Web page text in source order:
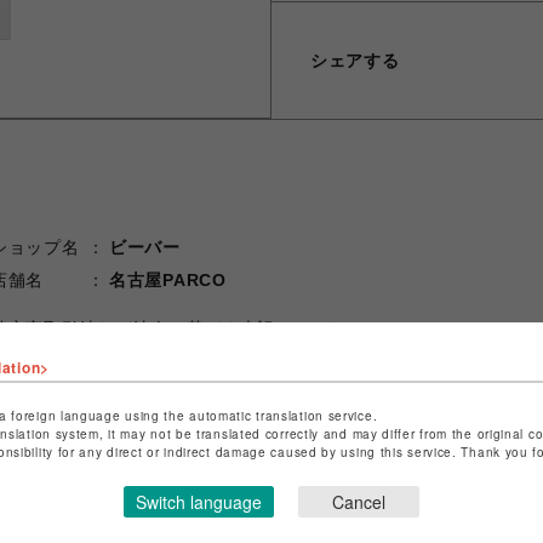
シェアする
ョップ名
ビーバー
舗名
名古屋PARCO
定商取引法など法令に基づく表記はこちら
ョップお問い合わせは
foreign language using the automatic translation service.
system, it may not be translated correctly and may differ from the original
for any direct or indirect damage caused by using this service. Thank you
Switch language Cancel